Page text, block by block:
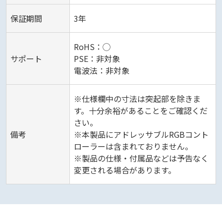
保証期間 3年
サポート
RoHS：◯
PSE：非対象
電波法：非対象
備考
※仕様欄中の寸法は突起部を除きま
す。十分余裕があることをご確認くだ
さい。
※本製品にアドレッサブルRGBコント
ローラーは含まれておりません。
※製品の仕様・付属品などは予告なく
変更される場合があります。